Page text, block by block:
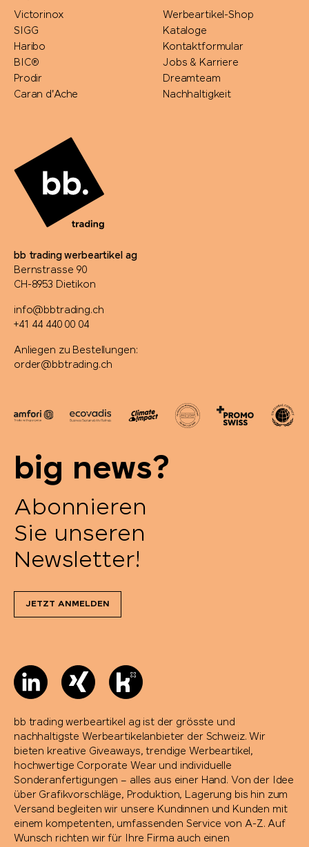
Victorinox
SIGG
Haribo
BIC®
Prodir
Caran d'Ache
Werbeartikel-Shop
Kataloge
Kontaktformular
Jobs & Karriere
Dreamteam
Nachhaltigkeit
bb trading werbeartikel ag
Bernstrasse 90
CH-8953 Dietikon
info@bbtrading.ch
+41 44 440 00 04
Anliegen zu Bestellungen:
order@bbtrading.ch
big news?
Abonnieren
Sie unseren
Newsletter!
JETZT ANMELDEN
bb trading werbeartikel ag ist der grösste und
nachhaltigste Werbeartikelanbieter der Schweiz. Wir
bieten kreative Giveaways, trendige Werbeartikel,
hochwertige Corporate Wear und individuelle
Sonderanfertigungen – alles aus einer Hand. Von der Idee
über Grafikvorschläge, Produktion, Lagerung bis hin zum
Versand begleiten wir unsere Kundinnen und Kunden mit
einem kompetenten, umfassenden Service von A-Z. Auf
Wunsch richten wir für Ihre Firma auch einen